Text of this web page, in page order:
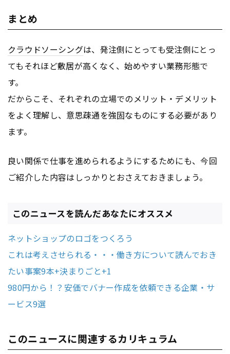
まとめ
クラウドソーシングは、発注側にとっても受注側にとっ
てもそれほど敷居が高くなく、始めやすい業務形態で
す。
だからこそ、それぞれの立場でのメリット・デメリット
をよく理解し、意思疎通を強固なものにする必要があり
ます。
良い関係で仕事を進められるようにするためにも、今回
ご紹介した内容はしっかりとおさえておきましょう。
このニュースを読んだあなたにオススメ
ネットショップのロゴをつくろう
これは考えさせられる・・・働き方について読んでおき
たい事案9本+決まりごと+1
980円から！？安価でバナー作成を依頼できる企業・サ
ービス9選
このニュースに関連するカリキュラム